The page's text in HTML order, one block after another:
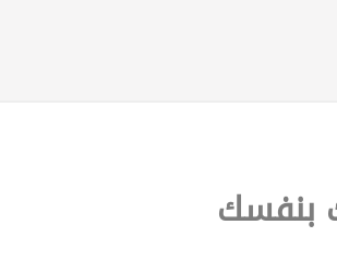
بنفسك